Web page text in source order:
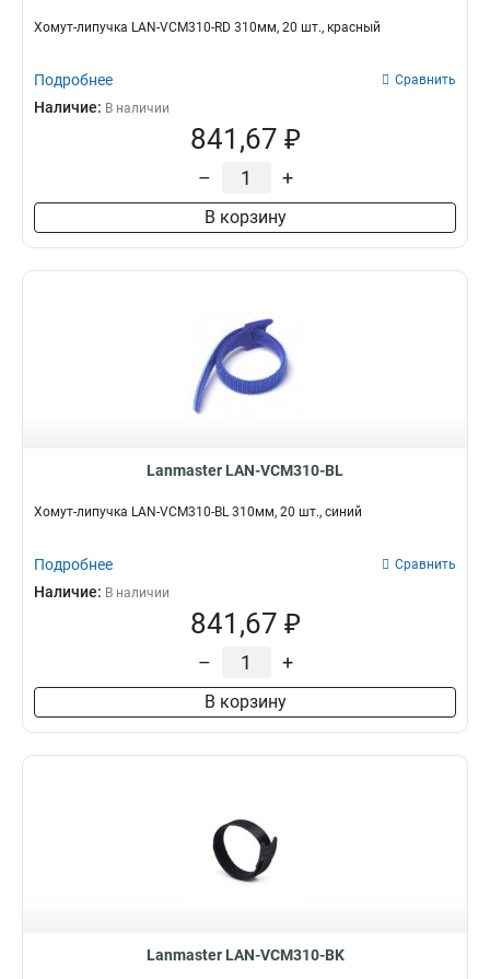
Хомут-липучка LAN-VCM310-RD 310мм, 20 шт., красный
Подробнее Сравнить
Наличие: В наличии
841,67 ₽
– +
В корзину
Lanmaster LAN-VCM310-BL
Хомут-липучка LAN-VCM310-BL 310мм, 20 шт., синий
Подробнее Сравнить
Наличие: В наличии
841,67 ₽
– +
В корзину
Lanmaster LAN-VCM310-BK